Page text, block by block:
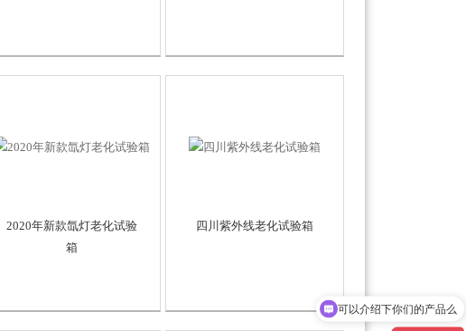
2020年新款氙灯老化试验
箱
四川紫外线老化试验箱
你们是怎么收费的呢